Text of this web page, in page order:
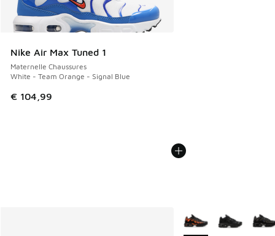
Nike Air Max Tuned 1
Maternelle Chaussures
White - Team Orange - Signal Blue
€ 104,99
Plus de couleurs